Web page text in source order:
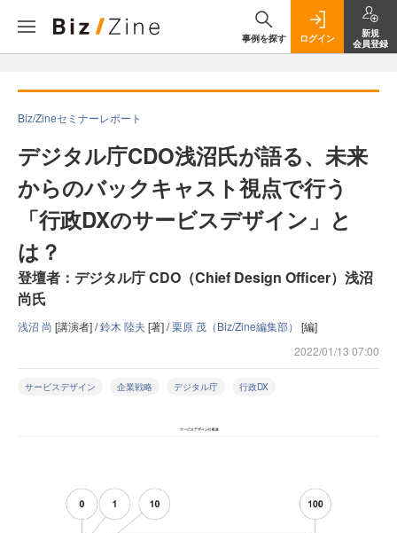
事例を探す ログイン
新規
会員登録
Biz/Zineセミナーレポート
デジタル庁CDO浅沼氏が語る、未来
からのバックキャスト視点で行う
「行政DXのサービスデザイン」と
は？
登壇者：デジタル庁 CDO（Chief Design Officer）浅沼
尚氏
浅沼 尚 [講演者] /鈴木 陸夫 [著] /栗原 茂（Biz/Zine編集部） [編]
2022/01/13 07:00
サービスデザイン 企業戦略 デジタル庁 行政DX